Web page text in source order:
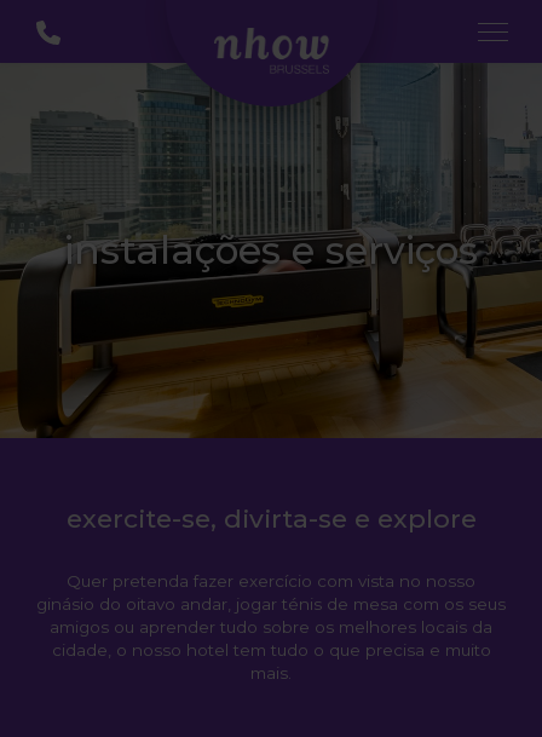
instalações e serviços
exercite-se, divirta-se e explore
Quer pretenda fazer exercício com vista no nosso
ginásio do oitavo andar, jogar ténis de mesa com os seus
amigos ou aprender tudo sobre os melhores locais da
cidade, o nosso hotel tem tudo o que precisa e muito
mais.